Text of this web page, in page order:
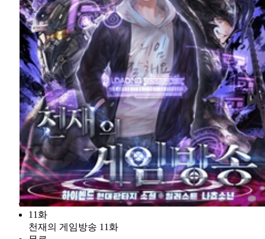
11화
천재의 게임방송 11화